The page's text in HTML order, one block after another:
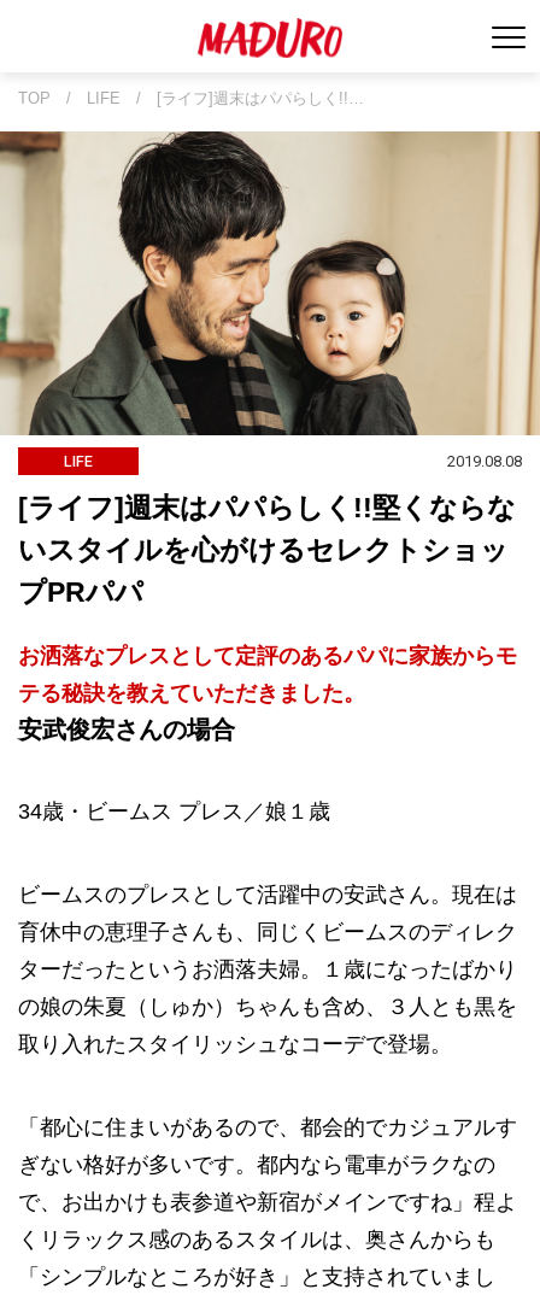
TOP / LIFE / [ライフ]週末はパパらしく!!…
LIFE 2019.08.08
[ライフ]週末はパパらしく!!堅くならな
いスタイルを心がけるセレクトショッ
プPRパパ
お洒落なプレスとして定評のあるパパに家族からモ
テる秘訣を教えていただきました。
安武俊宏さんの場合
34歳・ビームス プレス／娘１歳
ビームスのプレスとして活躍中の安武さん。現在は
育休中の恵理子さんも、同じくビームスのディレク
ターだったというお洒落夫婦。１歳になったばかり
の娘の朱夏（しゅか）ちゃんも含め、３人とも黒を
取り入れたスタイリッシュなコーデで登場。
「都心に住まいがあるので、都会的でカジュアルす
ぎない格好が多いです。都内なら電車がラクなの
で、お出かけも表参道や新宿がメインですね」程よ
くリラックス感のあるスタイルは、奥さんからも
「シンプルなところが好き」と支持されていまし